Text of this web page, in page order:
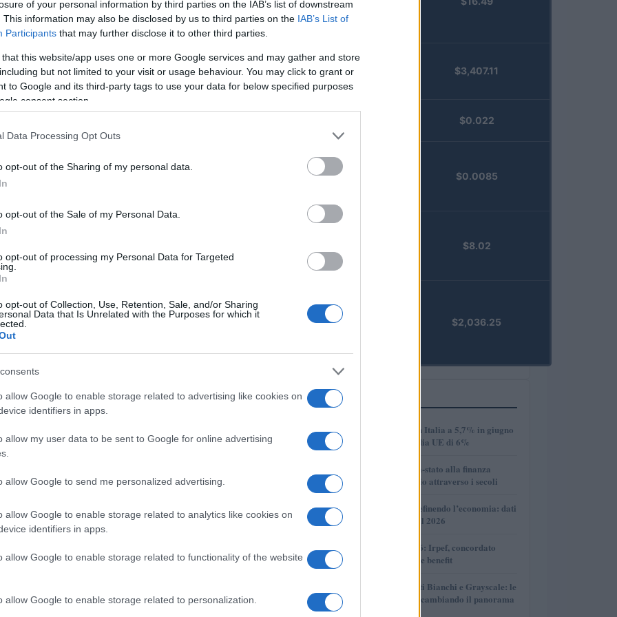
of your personal information by third parties on the IAB’s list of downstream
This information may also be disclosed by us to third parties on the IAB’s List of
Participants that may further disclose it to other third parties.
that this website/app uses one or more Google services and may gather and store
but not limited to your visit or usage behaviour. You may click to grant or
to Google and its third-party tags to use your data for below specified purposes
consent section.
Data Processing Opt Outs
opt-out of the Sharing of my personal data.
opt-out of the Sale of my Personal Data.
opt-out of processing my Personal Data for Targeted
opt-out of Collection, Use, Retention, Sale, and/or Sharing
Data that Is Unrelated with the Purposes for which it
allow Google to enable storage related to advertising like cookies on
identifiers in apps.
allow my user data to be sent to Google for online advertising
allow Google to send me personalized advertising.
allow Google to enable storage related to analytics like cookies on
identifiers in apps.
allow Google to enable storage related to functionality of the website
allow Google to enable storage related to personalization.
finanziati anche dalPNRR. Al contempo, il
successivo per valutare l’effetto dello shock
evidenzia un quadro complessivamente
, leggermente sopra le previsioni ma comunque
un percorso di rientro verso la soglia del 3%.
più alta del previsto a causa dell’aumento
il saldo complessivo è rimasto entro le soglie di
. Infine, il rapporto sottolinea il progresso su riforme
o superate.
spesa legata a misure fiscali specifiche e il
Injective
Vested XOR
(VXOR)
$3,407.11
$0.022
$0.0085
$8.02
PRIME)
$2,036.25
PIÙ LETTI
1
Disoccupazione in Italia a 5,7% in giugno
2026, sotto la media UE di 6%
2
Dalle antiche città-stato alla finanza
globale: un viaggio attraverso i secoli
3
Come l’IA sta ridefinendo l’economia: dati
e prospettive per il 2026
4
Novità fiscali 2026: Irpef, concordato
preventivo e fringe benefit
5
Volotea, Certificati Bianchi e Grayscale: le
novità che stanno cambiando il panorama